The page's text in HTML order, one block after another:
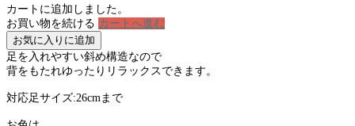
カートに追加しました。
お買い物を続ける カートへ進む
お気に入りに追加
足を入れやすい斜め構造なので
背をもたれゆったりリラックスできます。
対応足サイズ:26cmまで